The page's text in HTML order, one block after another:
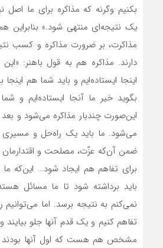
بکنيم وگرنه که مذاکره براي ما اصل
يک نتيجه‌اي منتهي شود.»
مذاکرت، بر ضرورت مذاکره و کسب
دارند. مذاکره هم به قول باهنر:
اينجا ايستاده‌ايم و بايد شما هم
بگويد خير ما آنجا ايستاده‌ايم و
اين‌صورت چندبار مذاکره مي‌شود و
مي‌شود. ما بايد يک راه‌حل‌ و مسيري
ضمن آن‌که عزّت، مصلحت و اقتدارمان
براي تفاهم هم ايجاد شود… اين‌که
بايد برداشته شود تا ما مسائل
نمي‌کنم به نتيجه برسد. اما
تفاهم کنيم و يک قدم آنها جلو
مشخص هم هست که اول آنها بودند